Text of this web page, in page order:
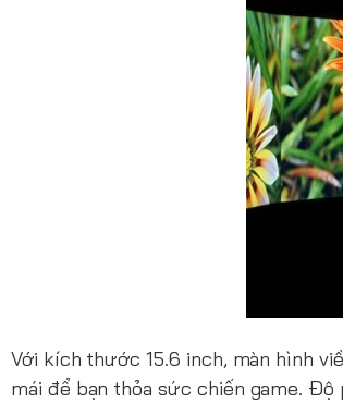
Với kích thước 15.6 inch, màn hình
mái để bạn thỏa sức chiến game. Độ